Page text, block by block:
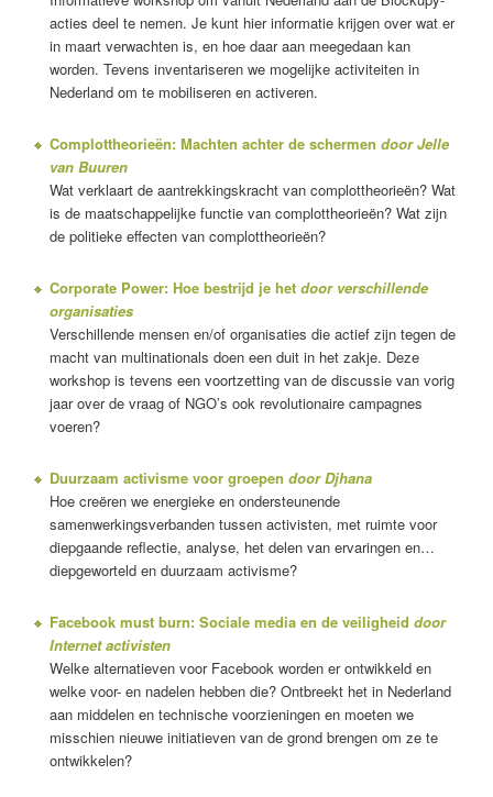
acties deel te nemen. Je kunt hier informatie krijgen over wat er
in maart verwachten is, en hoe daar aan meegedaan kan
worden. Tevens inventariseren we mogelijke activiteiten in
Nederland om te mobiliseren en activeren.
Complottheorieën: Machten achter de schermen door Jelle
van Buuren
Wat verklaart de aantrekkingskracht van complottheorieën? Wat
is de maatschappelijke functie van complottheorieën? Wat zijn
de politieke effecten van complottheorieën?
Corporate Power: Hoe bestrijd je het door verschillende
organisaties
Verschillende mensen en/of organisaties die actief zijn tegen de
macht van multinationals doen een duit in het zakje. Deze
workshop is tevens een voortzetting van de discussie van vorig
jaar over de vraag of NGO’s ook revolutionaire campagnes
voeren?
Duurzaam activisme voor groepen door Djhana
Hoe creëren we energieke en ondersteunende
samenwerkingsverbanden tussen activisten, met ruimte voor
diepgaande reflectie, analyse, het delen van ervaringen en…
diepgeworteld en duurzaam activisme?
Facebook must burn: Sociale media en de veiligheid door
Internet activisten
Welke alternatieven voor Facebook worden er ontwikkeld en
welke voor- en nadelen hebben die? Ontbreekt het in Nederland
aan middelen en technische voorzieningen en moeten we
misschien nieuwe initiatieven van de grond brengen om ze te
ontwikkelen?